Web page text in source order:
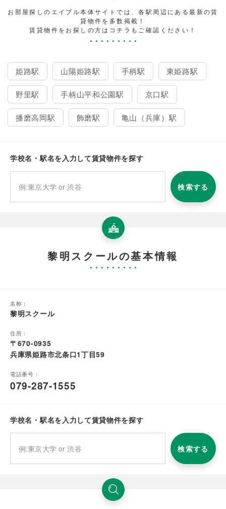
お部屋探しのエイブル本体サイトでは、各駅周辺にある最新の賃
貸物件を多数掲載！
賃貸物件をお探しの方はコチラもご確認ください！
姫路駅 山陽姫路駅 手柄駅 東姫路駅
野里駅 手柄山平和公園駅 京口駅
播磨高岡駅 飾磨駅 亀山（兵庫）駅
学校名・駅名を入力して賃貸物件を探す
検索する
黎明スクールの基本情報
名称：
黎明スクール
住所：
〒670-0935
兵庫県姫路市北条口1丁目59
電話番号：
079-287-1555
学校名・駅名を入力して賃貸物件を探す
検索する